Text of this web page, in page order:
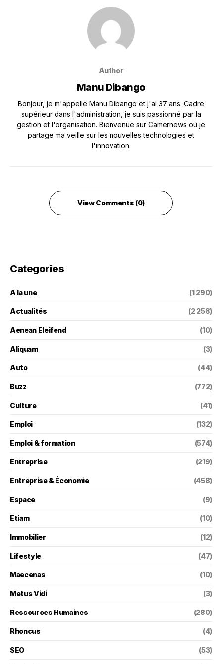
Author
Manu Dibango
Bonjour, je m'appelle Manu Dibango et j'ai 37 ans. Cadre
supérieur dans l'administration, je suis passionné par la
gestion et l'organisation. Bienvenue sur Camernews où je
partage ma veille sur les nouvelles technologies et
l'innovation.
View Comments (0)
Categories
A la une (1 290)
Actualités (2 258)
Aenean Eleifend (10)
Aliquam (3)
Auto (44)
Buzz (772)
Culture (41)
Emploi (132)
Emploi & formation (574)
Entreprise (219)
Entreprise & Économie (458)
Espace (9)
Etiam (10)
Immobilier (12)
Lifestyle (47)
Maecenas (10)
Metus Vidi (3)
Ressources Humaines (280)
Rhoncus (4)
SEO (53)